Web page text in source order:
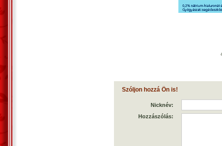
Szóljon hozzá Ön is!
Nicknév:
Hozzászólás: